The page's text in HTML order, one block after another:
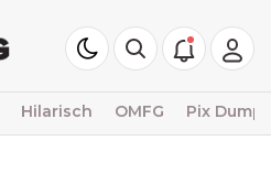
Hilarisch OMFG Pix Dump